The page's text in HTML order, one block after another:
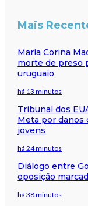
Mais
María Corina
morte de preso
uruguaio
há 13 minutos
Tribunal dos
Meta por danos
jovens
há 24 minutos
Diálogo entre
oposição
há 38 minutos